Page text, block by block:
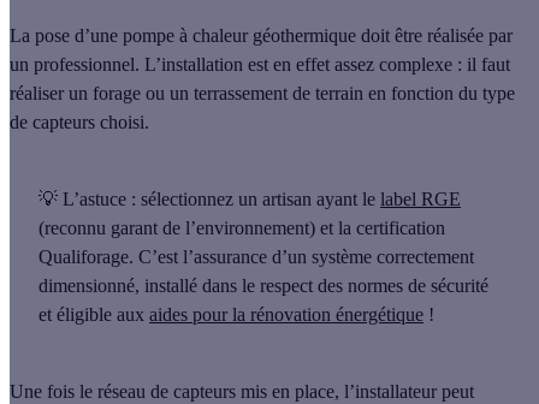
La pose d’une pompe à chaleur géothermique doit être réalisée par
un professionnel. L’installation est en effet assez complexe : il faut
réaliser un forage ou un terrassement de terrain en fonction du type
de capteurs choisi.
💡 L’astuce : sélectionnez un artisan ayant le label RGE
(reconnu garant de l’environnement) et la certification
Qualiforage. C’est l’assurance d’un système correctement
dimensionné, installé dans le respect des normes de sécurité
et éligible aux aides pour la rénovation énergétique !
Une fois le réseau de capteurs mis en place, l’installateur peut